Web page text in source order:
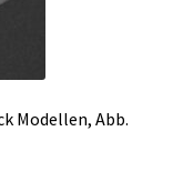
Modellen, Abb.